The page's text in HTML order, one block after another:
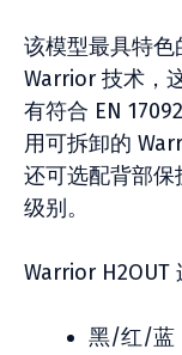
该模型最具特色
Warrior 技术，
有符合 EN
用可拆卸的
还可选配背部
级别。
Warrior H2OUT
黑/红/蓝